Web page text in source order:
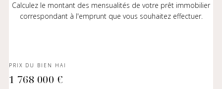
Calculez le montant des mensualités de votre prêt immobilier
correspondant à l'emprunt que vous souhaitez effectuer.
PRIX DU BIEN HAI
1 768 000 €